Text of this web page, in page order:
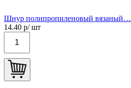
Шнур полипропиленовый вязаный…
14.40 р/ шт